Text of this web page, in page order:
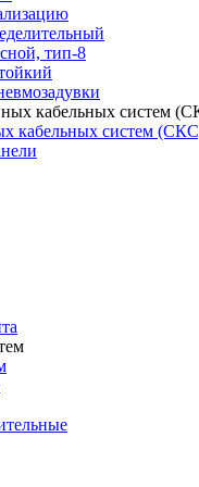
тип-8
кабельных систем